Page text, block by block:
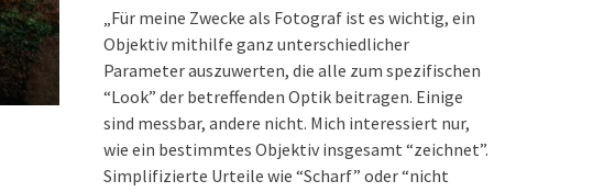
„Für meine Zwecke als Fotograf ist es wichtig, ein
Objektiv mithilfe ganz unterschiedlicher
Parameter auszuwerten, die alle zum spezifischen
“Look” der betreffenden Optik beitragen. Einige
sind messbar, andere nicht. Mich interessiert nur,
wie ein bestimmtes Objektiv insgesamt “zeichnet”.
Simplifizierte Urteile wie “Scharf” oder “nicht